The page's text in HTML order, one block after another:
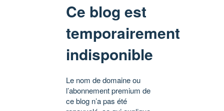
Ce blog est
temporairement
indisponible
Le nom de domaine ou
l’abonnement premium de
ce blog n’a pas été